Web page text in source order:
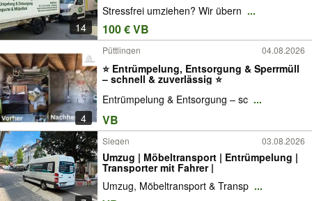
14
Stressfrei umziehen? Wir übern ...
100 € VB
4
Püttlingen 04.08.2026
⭐ Entrümpelung, Entsorgung & Sperrmüll
– schnell & zuverlässig ⭐
Entrümpelung & Entsorgung – sc ...
VB
Siegen 03.08.2026
Umzug | Möbeltransport | Entrümpelung |
Transporter mit Fahrer |
Umzug, Möbeltransport & Transp ...